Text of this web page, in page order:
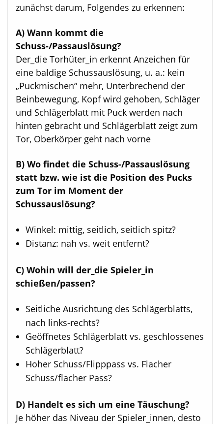
zunächst darum, Folgendes zu erkennen:
A) Wann kommt die
Schuss-/Passauslösung?
Der_die Torhüter_in erkennt Anzeichen für
eine baldige Schussauslösung, u. a.: kein
„Puckmischen“ mehr, Unterbrechend der
Beinbewegung, Kopf wird gehoben, Schläger
und Schlägerblatt mit Puck werden nach
hinten gebracht und Schlägerblatt zeigt zum
Tor, Oberkörper geht nach vorne
B) Wo findet die Schuss-/Passauslösung
statt bzw. wie ist die Position des Pucks
zum Tor im Moment der
Schussauslösung?
Winkel: mittig, seitlich, seitlich spitz?
Distanz: nah vs. weit entfernt?
C) Wohin will der_die Spieler_in
schießen/passen?
Seitliche Ausrichtung des Schlägerblatts,
nach links-rechts?
Geöffnetes Schlägerblatt vs. geschlossenes
Schlägerblatt?
Hoher Schuss/Flipppass vs. Flacher
Schuss/flacher Pass?
D) Handelt es sich um eine Täuschung?
Je höher das Niveau der Spieler_innen, desto